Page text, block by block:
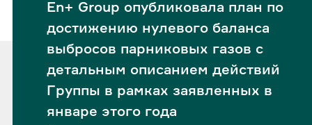
En+ Group опубликовала план по
достижению нулевого баланса
выбросов парниковых газов с
детальным описанием действий
Группы в рамках заявленных в
январе этого года